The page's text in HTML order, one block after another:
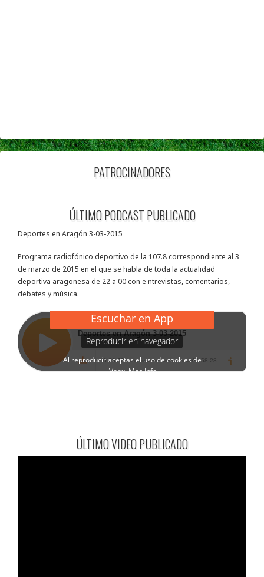
PATROCINADORES
ÚLTIMO PODCAST PUBLICADO
Deportes en Aragón 3-03-2015
Programa radiofónico deportivo de la 107.8 correspondiente al 3
de marzo de 2015 en el que se habla de toda la actualidad
deportiva aragonesa de 22 a 00 con e ntrevistas, comentarios,
debates y música.
ÚLTIMO VIDEO PUBLICADO